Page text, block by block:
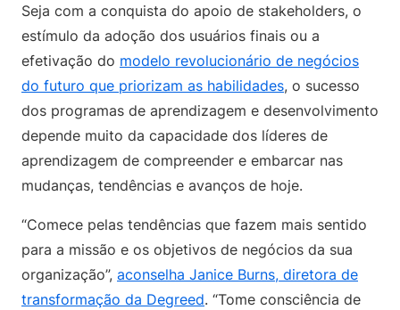
Seja com a conquista do apoio de stakeholders, o
estímulo da adoção dos usuários finais ou a
efetivação do modelo revolucionário de negócios
do futuro que priorizam as habilidades, o sucesso
dos programas de aprendizagem e desenvolvimento
depende muito da capacidade dos líderes de
aprendizagem de compreender e embarcar nas
mudanças, tendências e avanços de hoje.
“Comece pelas tendências que fazem mais sentido
para a missão e os objetivos de negócios da sua
organização”, aconselha Janice Burns, diretora de
transformação da Degreed. “Tome consciência de